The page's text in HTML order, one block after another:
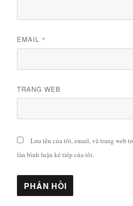
EMAIL *
TRANG WEB
Lưu tên của tôi, email, và trang web
lần bình luận kế tiếp của tôi.